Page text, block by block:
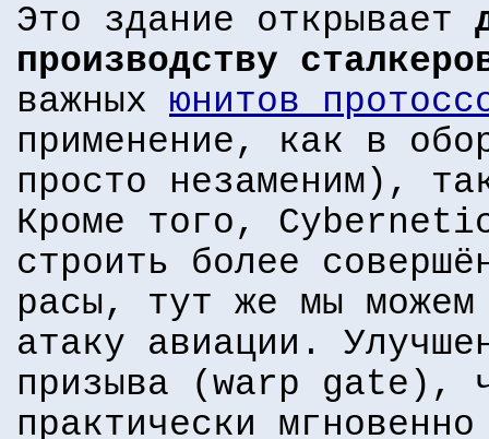
Это здание открывает
производству
важных юнитов
применение, как в
просто незаменим),
Кроме того,
строить более
расы, тут же мы можем
атаку авиации.
призыва (warp gate),
практически